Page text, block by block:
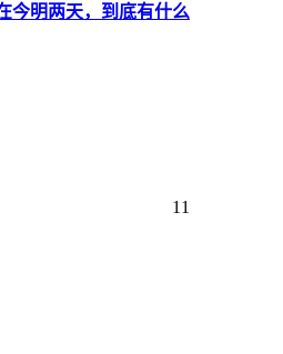
今明两天，到底有什么
11